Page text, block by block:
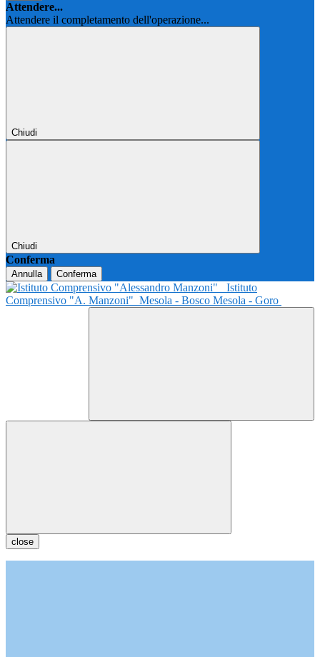
Attendere...
Attendere il completamento dell'operazione...
Chiudi
Chiudi
Conferma
Annulla Conferma
Istituto
Comprensivo "A. Manzoni" Mesola - Bosco Mesola - Goro
close